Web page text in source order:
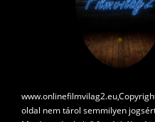
oldal nem tárol semmilyen